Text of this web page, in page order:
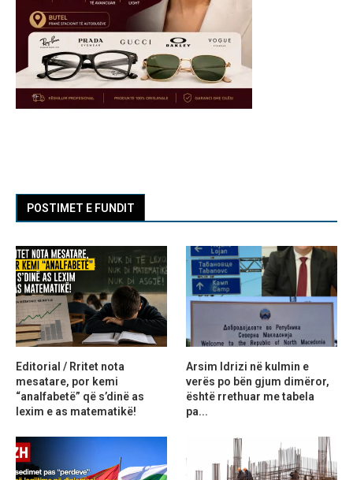
POSTIMET E FUNDIT
Editorial / Rritet nota
mesatare, por kemi
“analfabetë” që s’dinë as
lexim e as matematikë!
Arsim Idrizi në kulmin e
verës po bën gjum dimëror,
është rrethuar me tabela
pa...